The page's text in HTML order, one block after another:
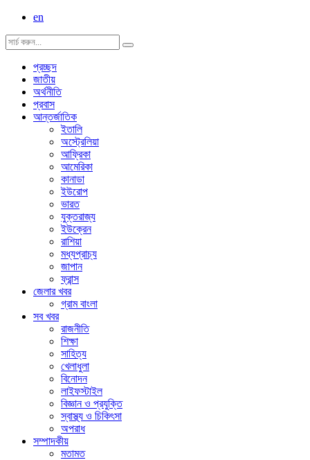
en
প্রচ্ছদ
জাতীয়
অর্থনীতি
প্রবাস
আন্তর্জাতিক
ইতালি
অস্ট্রেলিয়া
আফ্রিকা
আমেরিকা
কানাডা
ইউরোপ
ভারত
যুক্তরাজ্য
ইউক্রেন
রাশিয়া
মধ্যপ্রাচ্য
জাপান
ফ্রান্স
জেলার খবর
গ্রাম বাংলা
সব খবর
রাজনীতি
শিক্ষা
সাহিত্য
খেলাধুলা
বিনোদন
লাইফস্টাইল
বিজ্ঞান ও প্রযুক্তি
স্বাস্থ্য ও চিকিৎসা
অপরাধ
সম্পাদকীয়
মতামত